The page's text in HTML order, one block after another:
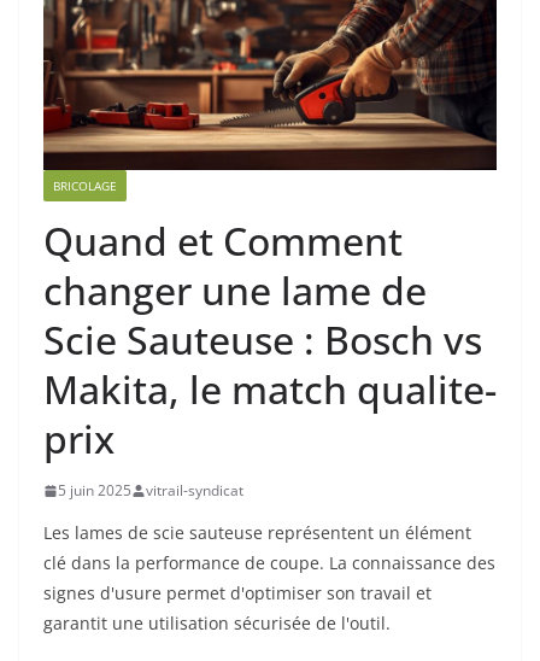
BRICOLAGE
Quand et Comment
changer une lame de
Scie Sauteuse : Bosch vs
Makita, le match qualite-
prix
5 juin 2025 vitrail-syndicat
Les lames de scie sauteuse représentent un élément
clé dans la performance de coupe. La connaissance des
signes d'usure permet d'optimiser son travail et
garantit une utilisation sécurisée de l'outil.